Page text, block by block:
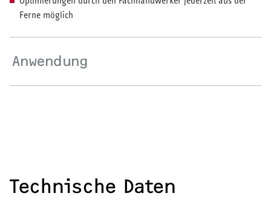
Elektroheizung
Warmwasserspeicher
Ferne möglich
Anwendung
Technische Daten